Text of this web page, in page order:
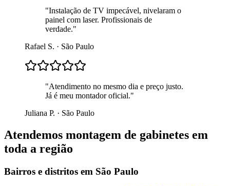
"Instalação de TV impecável, nivelaram o
painel com laser. Profissionais de
verdade."
Rafael S. · São Paulo
"Atendimento no mesmo dia e preço justo.
Já é meu montador oficial."
Juliana P. · São Paulo
Atendemos montagem de gabinetes em
toda a região
Bairros e distritos em São Paulo